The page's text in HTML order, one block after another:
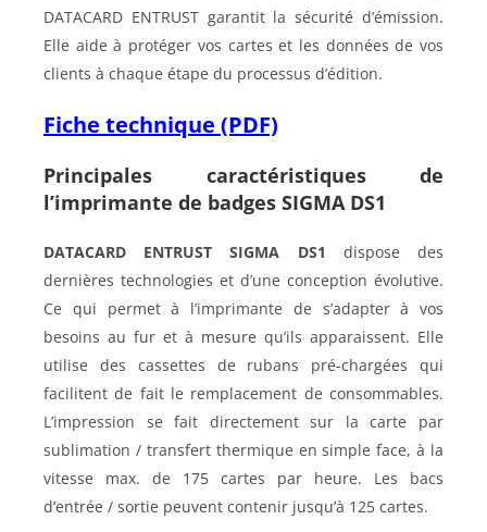
DATACARD ENTRUST garantit la sécurité d’émission.
Elle aide à protéger vos cartes et les données de vos
clients à chaque étape du processus d’édition.
Fiche technique (PDF)
Principales caractéristiques de
l’imprimante de badges SIGMA DS1
DATACARD ENTRUST SIGMA DS1 dispose des
dernières technologies et d’une conception évolutive.
Ce qui permet à l’imprimante de s’adapter à vos
besoins au fur et à mesure qu’ils apparaissent. Elle
utilise des cassettes de rubans pré-chargées qui
facilitent de fait le remplacement de consommables.
L’impression se fait directement sur la carte par
sublimation / transfert thermique en simple face, à la
vitesse max. de 175 cartes par heure. Les bacs
d’entrée / sortie peuvent contenir jusqu’à 125 cartes.